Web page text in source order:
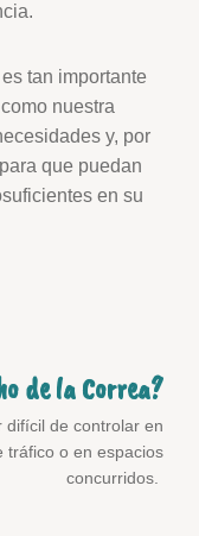
tan importante
nuestra
y, por
que puedan
en su
de la Correa?
de controlar en
tráfico o en espacios
concurridos.